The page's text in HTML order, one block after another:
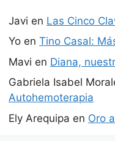
Javi en Las Cinco
Yo en Tino Casal:
Mavi en Diana,
Gabriela Isabel
Autohemoterapia
Ely Arequipa en Oro